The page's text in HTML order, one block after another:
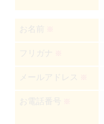
お名前
フリガナ
メールアドレス
お電話番号